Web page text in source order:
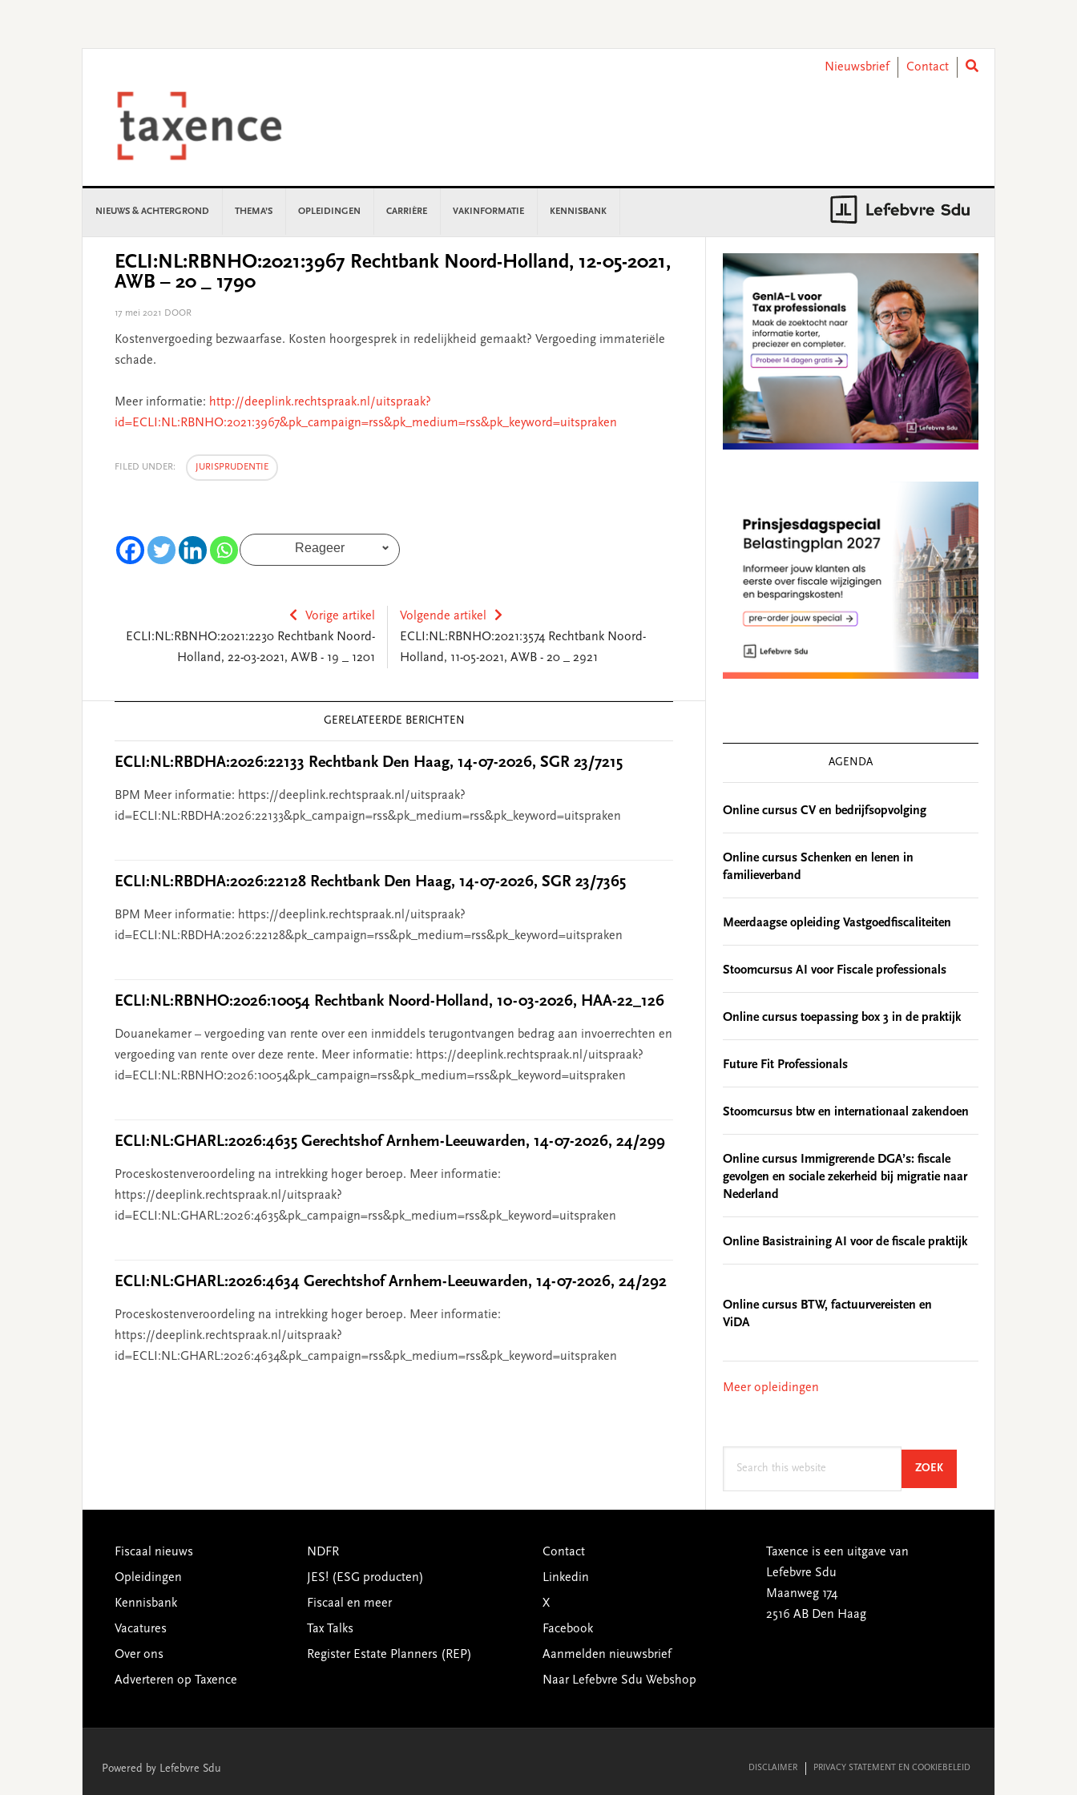
Nieuwsbrief
Contact
NIEUWS & ACHTERGROND THEMA’S OPLEIDINGEN CARRIÈRE VAKINFORMATIE KENNISBANK
ECLI:NL:RBNHO:2021:3967 Rechtbank Noord-Holland, 12-05-2021,
AWB – 20 _ 1790
17 mei 2021 DOOR
Kostenvergoeding bezwaarfase. Kosten hoorgesprek in redelijkheid gemaakt? Vergoeding immateriële
schade.
Meer informatie: http://deeplink.rechtspraak.nl/uitspraak?
id=ECLI:NL:RBNHO:2021:3967&pk_campaign=rss&pk_medium=rss&pk_keyword=uitspraken
FILED UNDER: JURISPRUDENTIE
Reageer
Vorige artikel
ECLI:NL:RBNHO:2021:2230 Rechtbank Noord-
Holland, 22-03-2021, AWB - 19 _ 1201
Volgende artikel
ECLI:NL:RBNHO:2021:3574 Rechtbank Noord-
Holland, 11-05-2021, AWB - 20 _ 2921
GERELATEERDE BERICHTEN
ECLI:NL:RBDHA:2026:22133 Rechtbank Den Haag, 14-07-2026, SGR 23/7215
BPM Meer informatie: https://deeplink.rechtspraak.nl/uitspraak?
id=ECLI:NL:RBDHA:2026:22133&pk_campaign=rss&pk_medium=rss&pk_keyword=uitspraken
ECLI:NL:RBDHA:2026:22128 Rechtbank Den Haag, 14-07-2026, SGR 23/7365
BPM Meer informatie: https://deeplink.rechtspraak.nl/uitspraak?
id=ECLI:NL:RBDHA:2026:22128&pk_campaign=rss&pk_medium=rss&pk_keyword=uitspraken
ECLI:NL:RBNHO:2026:10054 Rechtbank Noord-Holland, 10-03-2026, HAA-22_126
Douanekamer – vergoeding van rente over een inmiddels terugontvangen bedrag aan invoerrechten en
vergoeding van rente over deze rente. Meer informatie: https://deeplink.rechtspraak.nl/uitspraak?
id=ECLI:NL:RBNHO:2026:10054&pk_campaign=rss&pk_medium=rss&pk_keyword=uitspraken
ECLI:NL:GHARL:2026:4635 Gerechtshof Arnhem-Leeuwarden, 14-07-2026, 24/299
Proceskostenveroordeling na intrekking hoger beroep. Meer informatie:
https://deeplink.rechtspraak.nl/uitspraak?
id=ECLI:NL:GHARL:2026:4635&pk_campaign=rss&pk_medium=rss&pk_keyword=uitspraken
ECLI:NL:GHARL:2026:4634 Gerechtshof Arnhem-Leeuwarden, 14-07-2026, 24/292
Proceskostenveroordeling na intrekking hoger beroep. Meer informatie:
https://deeplink.rechtspraak.nl/uitspraak?
id=ECLI:NL:GHARL:2026:4634&pk_campaign=rss&pk_medium=rss&pk_keyword=uitspraken
Sidebar
AGENDA
Online cursus CV en bedrijfsopvolging
Online cursus Schenken en lenen in
familieverband
Meerdaagse opleiding Vastgoedfiscaliteiten
Stoomcursus AI voor Fiscale professionals
Online cursus toepassing box 3 in de praktijk
Future Fit Professionals
Stoomcursus btw en internationaal zakendoen
Online cursus Immigrerende DGA’s: fiscale
gevolgen en sociale zekerheid bij migratie naar
Nederland
Online Basistraining AI voor de fiscale praktijk
Online cursus BTW, factuurvereisten en
ViDA
Meer opleidingen
ZOEKSEARCH
Footer
Fiscaal nieuws
Opleidingen
Kennisbank
Vacatures
Over ons
Adverteren op Taxence
NDFR
JES! (ESG producten)
Fiscaal en meer
Tax Talks
Register Estate Planners (REP)
Contact
Linkedin
X
Facebook
Aanmelden nieuwsbrief
Naar Lefebvre Sdu Webshop
Taxence is een uitgave van
Lefebvre Sdu
Maanweg 174
2516 AB Den Haag
Powered by Lefebvre Sdu DISCLAIMER PRIVACY STATEMENT EN COOKIEBELEID